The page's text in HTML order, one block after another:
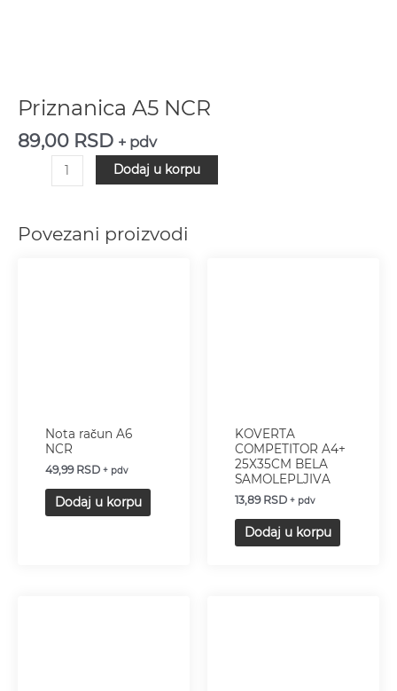
Priznanica A5 NCR
89,00 RSD + pdv
Dodaj u korpu
Povezani proizvodi
Nota račun A6
NCR
49,99 RSD + pdv
Dodaj u korpu
KOVERTA
COMPETITOR A4+
25X35CM BELA
SAMOLEPLJIVA
13,89 RSD + pdv
Dodaj u korpu